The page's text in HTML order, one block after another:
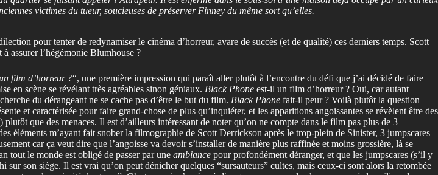
victimes du tueur, soucieuses de préserver Finney du même sort qu’elles.
pour tenter de redynamiser le cinéma d’horreur, avare de succès (et de qualité) ces derniers temps. Scott
assurer l’hégémonie Blumhouse ?
film d’horreur ?“, une première impression qui paraît aller plutôt à l’encontre du défi que j’ai décidé de faire
en scène se révélant très agréables sinon géniaux. Black Phone est-il un film d’horreur ? Oui, car autant
du dérangeant ne se cache pas d’être le but du film. Black Phone fait-il peur ? Voilà plutôt la question
et caractérisée pour faire grand-chose de plus qu’inquiéter, et les apparitions angoissantes se révèlent être des
que des menaces. Il est d’ailleurs intéressant de noter qu’on ne compte dans le film pas plus de 3
éléments m’ayant fait snober la filmographie de Scott Derrickson après le trop-plein de Sinister, 3 jumpscares
car ça veut dire que l’angoisse va devoir s’installer de manière plus raffinée et moins grossière, là se
tout le monde est obligé de passer par une ambiance pour profondément déranger, et que les jumpscares (s’il y
son siège. Il est vrai qu’on peut dénicher quelques “sursauteurs” cultes, mais ceux-ci sont alors la retombée